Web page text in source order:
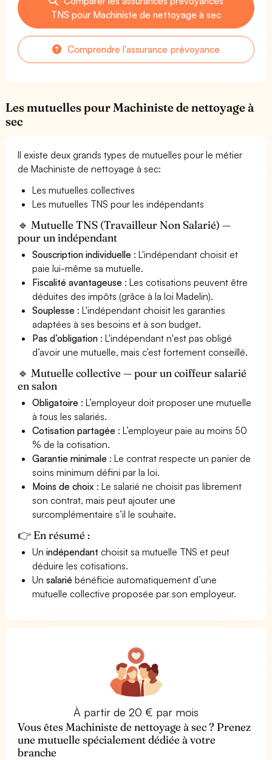
TNS pour Machiniste de nettoyage à sec
Comprendre l'assurance prévoyance
Les mutuelles pour Machiniste de nettoyage à
sec
Il existe deux grands types de mutuelles pour le métier
de Machiniste de nettoyage à sec:
Les mutuelles collectives
Les mutuelles TNS pour les indépendants
🔹 Mutuelle TNS (Travailleur Non Salarié) —
pour un indépendant
Souscription individuelle : L'indépendant choisit et
paie lui-même sa mutuelle.
Fiscalité avantageuse : Les cotisations peuvent être
déduites des impôts (grâce à la loi Madelin).
Souplesse : L'indépendant choisit les garanties
adaptées à ses besoins et à son budget.
Pas d’obligation : L'indépendant n'est pas obligé
d’avoir une mutuelle, mais c’est fortement conseillé.
🔹 Mutuelle collective — pour un coiffeur salarié
en salon
Obligatoire : L’employeur doit proposer une mutuelle
à tous les salariés.
Cotisation partagée : L’employeur paie au moins 50
% de la cotisation.
Garantie minimale : Le contrat respecte un panier de
soins minimum défini par la loi.
Moins de choix : Le salarié ne choisit pas librement
son contrat, mais peut ajouter une
surcomplémentaire s’il le souhaite.
👉 En résumé :
Unindépendant choisit sa mutuelle TNS et peut
déduire les cotisations.
Unsalarié bénéficie automatiquement d’une
mutuelle collective proposée par son employeur.
À partir de 20 € par mois
Vous êtes Machiniste de nettoyage à sec ? Prenez
une mutuelle spécialement dédiée à votre
branche